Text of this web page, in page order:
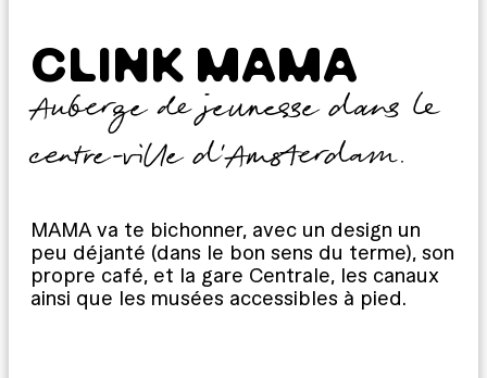
CLINK MAMA
Auberge de jeunesse dans le
centre-ville d’Amsterdam.
MAMA va te bichonner, avec un design un
peu déjanté (dans le bon sens du terme), son
propre café, et la gare Centrale, les canaux
ainsi que les musées accessibles à pied.